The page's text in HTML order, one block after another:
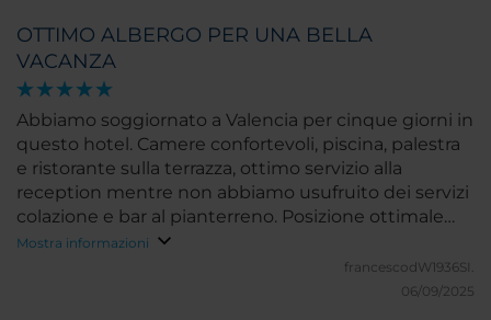
OTTIMO ALBERGO PER UNA BELLA
VACANZA
Abbiamo soggiornato a Valencia per cinque giorni in
questo hotel. Camere confortevoli, piscina, palestra
e ristorante sulla terrazza, ottimo servizio alla
reception mentre non abbiamo usufruito dei servizi
colazione e bar al pianterreno. Posizione ottimale
quindici minuti dal centro storico e cinque dalla
fermata metropolitana di Turia. Ci ritornerei
Mostra informazioni
francescodW1936SI.
06/09/2025